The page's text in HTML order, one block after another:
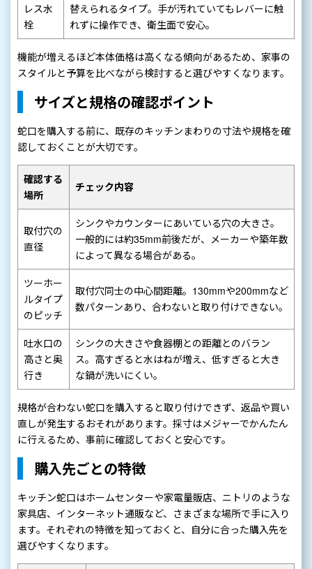
レス水
栓
替えられるタイプ。手が汚れていてもレバーに触
れずに操作でき、衛生面で安心。
機能が増えるほど本体価格は高くなる傾向があるため、家事の
スタイルと予算を比べながら検討すると選びやすくなります。
サイズと規格の確認ポイント
蛇口を購入する前に、既存のキッチンまわりの寸法や規格を確
認しておくことが大切です。
確認する
場所
チェック内容
取付穴の
直径
シンクやカウンターにあいている穴の大きさ。
一般的には約35mm前後だが、メーカーや築年数
によって異なる場合がある。
ツーホー
ルタイプ
のピッチ
取付穴同士の中心間距離。130mmや200mmなど
数パターンあり、合わないと取り付けできない。
吐水口の
高さと奥
行き
シンクの大きさや食器棚との距離とのバラン
ス。高すぎると水はねが増え、低すぎると大き
な鍋が洗いにくい。
規格が合わない蛇口を購入すると取り付けできず、返品や買い
直しが発生するおそれがあります。採寸はメジャーでかんたん
に行えるため、事前に確認しておくと安心です。
購入先ごとの特徴
キッチン蛇口はホームセンターや家電量販店、ニトリのような
家具店、インターネット通販など、さまざまな場所で手に入り
ます。それぞれの特徴を知っておくと、自分に合った購入先を
選びやすくなります。